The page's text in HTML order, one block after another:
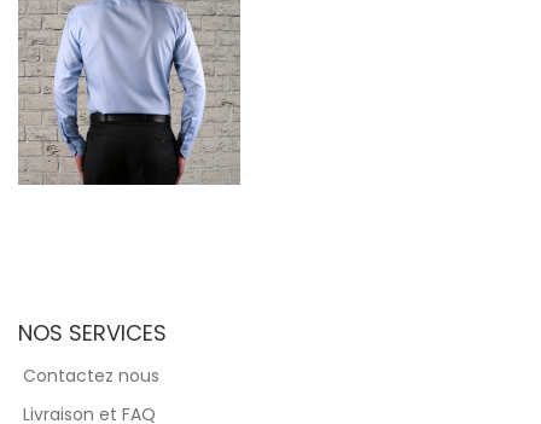
NOS SERVICES
Contactez nous
Livraison et FAQ